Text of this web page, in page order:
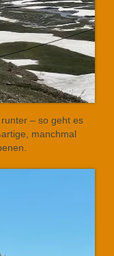
– so geht es
manchmal